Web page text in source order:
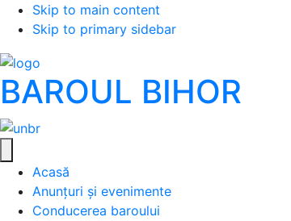
Skip to main content
Skip to primary sidebar
BAROUL BIHOR
Acasă
Anunțuri și evenimente
Conducerea baroului